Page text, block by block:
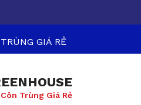
GIÁ RẺ
Trùng Giá Rẻ